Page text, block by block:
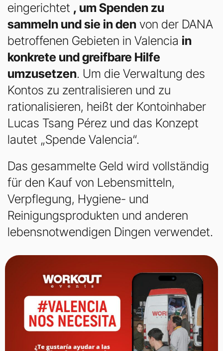
eingerichtet , um Spenden zu
sammeln und sie in den von der DANA
betroffenen Gebieten in Valencia in
konkrete und greifbare Hilfe
umzusetzen. Um die Verwaltung des
Kontos zu zentralisieren und zu
rationalisieren, heißt der Kontoinhaber
Lucas Tsang Pérez und das Konzept
lautet „Spende Valencia“.
Das gesammelte Geld wird vollständig
für den Kauf von Lebensmitteln,
Verpflegung, Hygiene- und
Reinigungsprodukten und anderen
lebensnotwendigen Dingen verwendet.